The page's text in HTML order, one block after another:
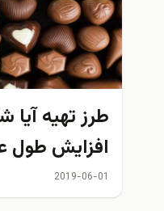
طرز تهیه
افزایش طول
2019-06-01